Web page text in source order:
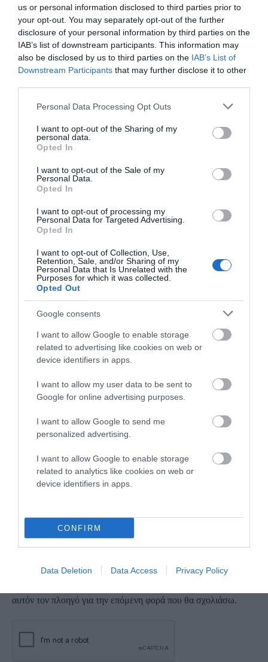
us or personal information disclosed to third parties prior to
your opt-out. You may separately opt-out of the further
disclosure of your personal information by third parties on the
IAB’s list of downstream participants. This information may
also be disclosed by us to third parties on the IAB’s List of
Downstream Participants that may further disclose it to other
Please note that this website/app uses one or more Google
not limited to your visit or usage behaviour. You may click to
grant or deny consent to Google and its third-party tags to
use your data for below specified purposes in below Google
consent section.
Personal Data Processing Opt Outs
I want to opt-out of the Sharing of my
personal data.
Opted In
I want to opt-out of the Sale of my
Personal Data.
Opted In
I want to opt-out of processing my
Personal Data for Targeted Advertising.
Opted In
I want to opt-out of Collection, Use,
Retention, Sale, and/or Sharing of my
Personal Data that Is Unrelated with the
Purposes for which it was collected.
Opted Out
Google consents
I want to allow Google to enable storage
related to advertising like cookies on web or
device identifiers in apps.
I want to allow my user data to be sent to
Google for online advertising purposes.
I want to allow Google to send me
personalized advertising.
I want to allow Google to enable storage
related to analytics like cookies on web or
device identifiers in apps.
CONFIRM
Data Deletion Data Access Privacy Policy
Ο/ΗΚατερίνα Δαφνιωτιδου
26/07/2015 στις 21:49
Υπέροχα λόγια όπως αρμόζουν στον Μοναδικό
Βαγγέλη Μαχαίρα!
ΑΠΆΝΤΗΣΗ
κατερινα Δαφνιωτιδου
26/07/2015 στις 21:01
Υπεροχα λογια .οπως αρμοζουν στον μοναδικο
ΑΠΆΝΤΗΣΗ
ΑΦΉΣΤΕ ΈΝΑ ΣΧΌΛΙΟ
Η ηλ. διεύθυνση σας δεν δημοσιεύεται.
Τα υποχρεωτικά πεδία
σημειώνονται με*
αυτόν τον πλοηγό για την επόμενη φορά που θα σχολιάσω.